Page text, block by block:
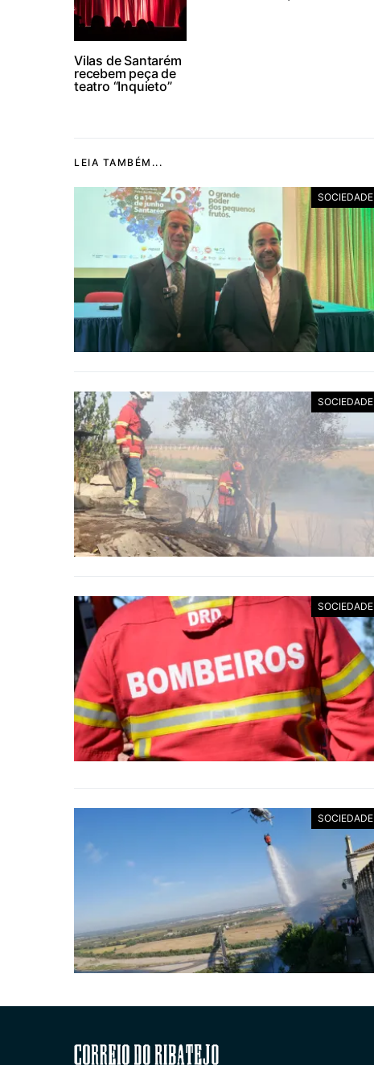
Vilas de Santarém
recebem peça de
teatro “Inquieto”
LEIA TAMBÉM...
SOCIEDADE
SOCIEDADE
SOCIEDADE
SOCIEDADE
Correio do Ribatejo